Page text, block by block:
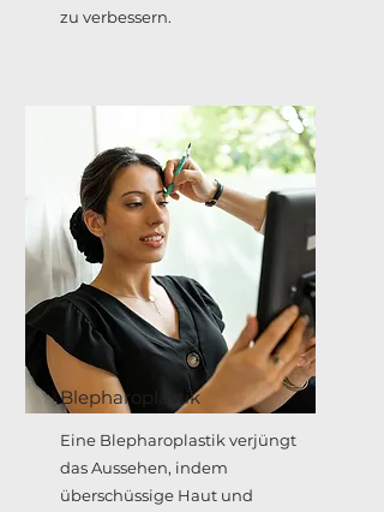
zu verbessern.
Blepharoplastik
Eine Blepharoplastik verjüngt
das Aussehen, indem
überschüssige Haut und